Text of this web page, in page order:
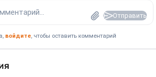
Отправить
войдите, чтобы оставить комментарий